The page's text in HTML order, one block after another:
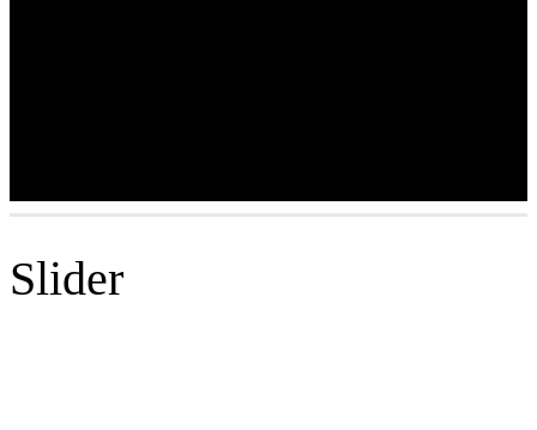
Slider